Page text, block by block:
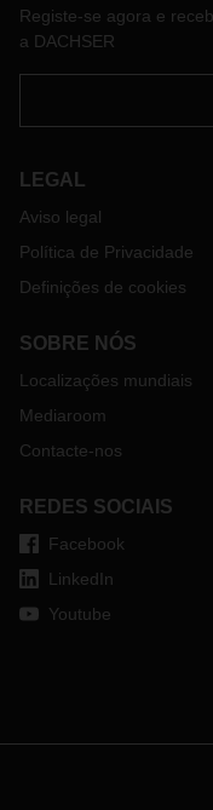
e motoristas podem
nas fronteiras
Registe-se agora e
a DACHSER
LEGAL
Aviso legal
Política de Privacidade
Definições de cookies
SOBRE NÓS
Localizações mundiais
Mediaroom
Contacte-nos
REDES SOCIAIS
Facebook
LinkedIn
Youtube